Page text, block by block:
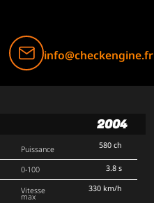
info@checkengine.fr
2004
Puissance
0-100
Vitesse
max
580 ch
3.8 s
330 km/h